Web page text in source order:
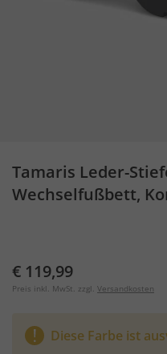
Tamaris Leder-
Wechselfußbett,
€ 119,99
Preis inkl. MwSt. zzgl. Versandkosten
Diese Farbe ist